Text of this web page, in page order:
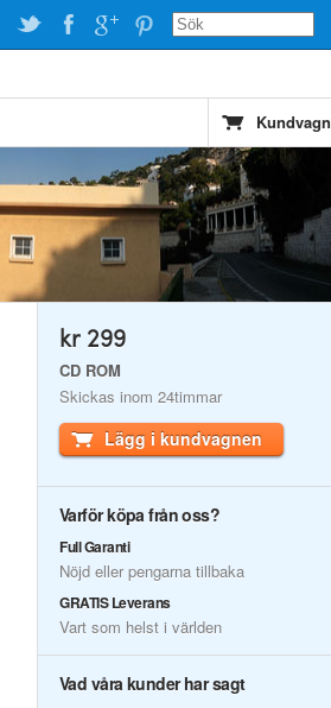
Kundvagn
kr 299
CD ROM
Skickas inom 24timmar
Lägg i kundvagnen
Varför köpa från oss?
Full Garanti
Nöjd eller pengarna tillbaka
GRATIS Leverans
Vart som helst i världen
Vad våra kunder har sagt